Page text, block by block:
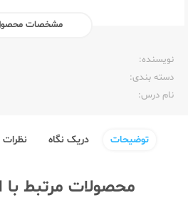
مشخصات
نویسنده:‌
دسته بندی:
نام درس:
توضیحات دریک نگاه نظرات
محصولات مرتبط با